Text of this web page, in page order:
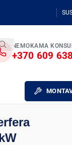
NEMOKAMA
+370 609